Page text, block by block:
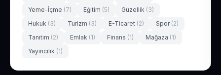
Yeme-İçme (7) Eğitim (5) Güzellik (3)
Hukuk (3) Turizm (3) E-Ticaret (2) Spor (2)
Tanıtım (2) Emlak (1) Finans (1) Mağaza (1)
Yayıncılık (1)